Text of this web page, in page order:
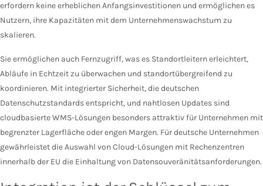
erfordern keine erheblichen Anfangsinvestitionen und ermöglichen es
Nutzern, ihre Kapazitäten mit dem Unternehmenswachstum zu
skalieren.
Sie ermöglichen auch Fernzugriff, was es Standortleitern erleichtert,
Abläufe in Echtzeit zu überwachen und standortübergreifend zu
koordinieren. Mit integrierter Sicherheit, die deutschen
Datenschutzstandards entspricht, und nahtlosen Updates sind
cloudbasierte WMS-Lösungen besonders attraktiv für Unternehmen mit
begrenzter Lagerfläche oder engen Margen. Für deutsche Unternehmen
gewährleistet die Auswahl von Cloud-Lösungen mit Rechenzentren
innerhalb der EU die Einhaltung von Datensouveränitätsanforderungen.